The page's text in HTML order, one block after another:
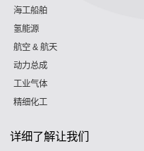
海工船舶
氢能源
航空 & 航天
动力总成
工业气体
精细化工
详细了解让我们